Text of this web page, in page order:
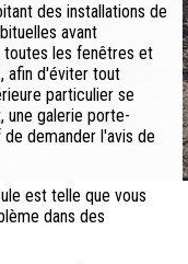
des installations de
avant
toutes les fenêtres et
afin d'éviter tout
particulier se
une galerie porte-
demander l'avis de
est telle que vous
dans des